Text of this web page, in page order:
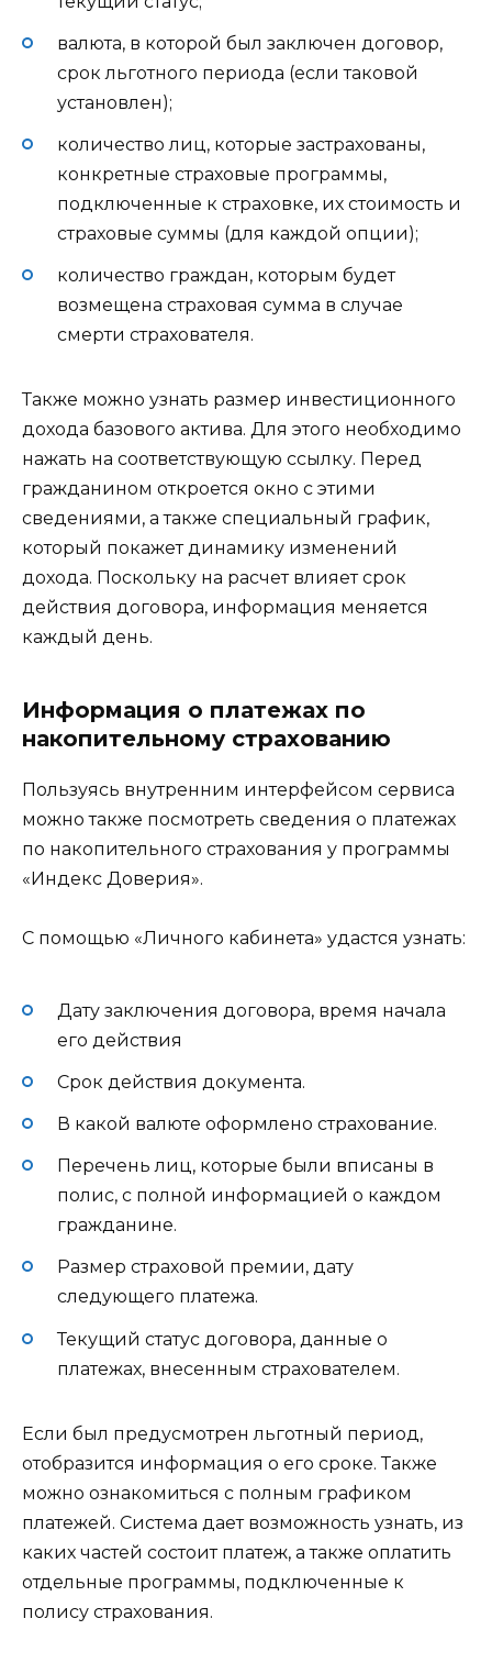
валюта, в которой был заключен договор,
срок льготного периода (если таковой
установлен);
количество лиц, которые застрахованы,
конкретные страховые программы,
подключенные к страховке, их стоимость и
страховые суммы (для каждой опции);
количество граждан, которым будет
возмещена страховая сумма в случае
смерти страхователя.
Также можно узнать размер инвестиционного
дохода базового актива. Для этого необходимо
нажать на соответствующую ссылку. Перед
гражданином откроется окно с этими
сведениями, а также специальный график,
который покажет динамику изменений
дохода. Поскольку на расчет влияет срок
действия договора, информация меняется
каждый день.
Информация о платежах по
накопительному страхованию
Пользуясь внутренним интерфейсом сервиса
можно также посмотреть сведения о платежах
по накопительного страхования у программы
«Индекс Доверия».
С помощью «Личного кабинета» удастся узнать:
Дату заключения договора, время начала
его действия
Срок действия документа.
В какой валюте оформлено страхование.
Перечень лиц, которые были вписаны в
полис, с полной информацией о каждом
гражданине.
Размер страховой премии, дату
следующего платежа.
Текущий статус договора, данные о
платежах, внесенным страхователем.
Если был предусмотрен льготный период,
отобразится информация о его сроке. Также
можно ознакомиться с полным графиком
платежей. Система дает возможность узнать, из
каких частей состоит платеж, а также оплатить
отдельные программы, подключенные к
полису страхования.